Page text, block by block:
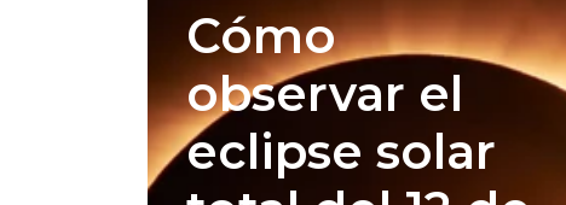
Cómo
observar el
eclipse solar